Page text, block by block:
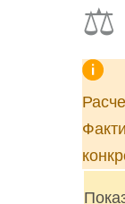
⚖️